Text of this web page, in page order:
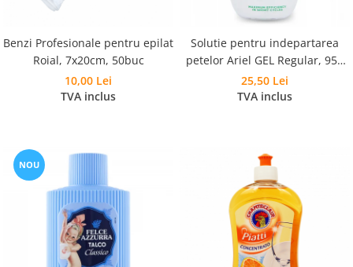
Benzi Profesionale pentru epilat
Roial, 7x20cm, 50buc
10,00 Lei
TVA inclus
Solutie pentru indepartarea
petelor Ariel GEL Regular, 950
ml
25,50 Lei
TVA inclus
NOU